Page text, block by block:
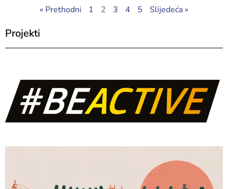
« Prethodni 1 2 3 4 5 Slijedeća »
Projekti